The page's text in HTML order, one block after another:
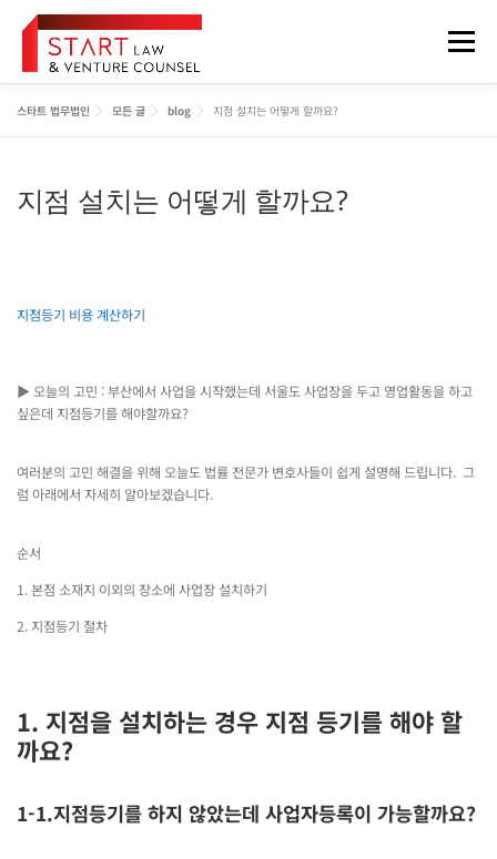
메뉴
정보게시판 FOREIGNER
스타트 법무법인 모든 글 blog 지점 설치는 어떻게 할까요?
지점 설치는 어떻게 할까요?
지점등기 비용 계산하기
▶ 오늘의 고민 : 부산에서 사업을 시작했는데 서울도 사업장을 두고 영업활동을 하고
싶은데 지점등기를 해야할까요?
여러분의 고민 해결을 위해 오늘도 법률 전문가 변호사들이 쉽게 설명해 드립니다. 그
럼 아래에서 자세히 알아보겠습니다.
순서
1. 본점 소재지 이외의 장소에 사업장 설치하기
2. 지점등기 절차
1. 지점을 설치하는 경우 지점 등기를 해야 할
까요?
1-1.지점등기를 하지 않았는데 사업자등록이 가능할까요?